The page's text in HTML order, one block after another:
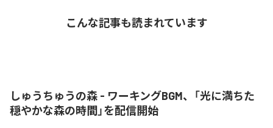
こんな記事も読まれています
しゅうちゅうの森 - ワーキングBGM、「光に満ちた
穏やかな森の時間」を配信開始